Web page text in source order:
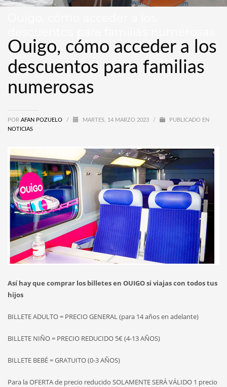
Ouigo, cómo acceder a los
descuentos para familias
numerosas
POR AFAN POZUELO / MARTES, 14 MARZO 2023 /
PUBLICADO EN
NOTICIAS
Así hay que comprar los billetes en OUIGO si viajas con todos tus
hijos
BILLETE ADULTO = PRECIO GENERAL (para 14 años en adelante)
BILLETE NIÑO = PRECIO REDUCIDO 5€ (4-13 AÑOS)
BILLETE BEBÉ = GRATUITO (0-3 AÑOS)
Para la OFERTA de precio reducido SOLAMENTE SERÁ VÁLIDO 1 precio